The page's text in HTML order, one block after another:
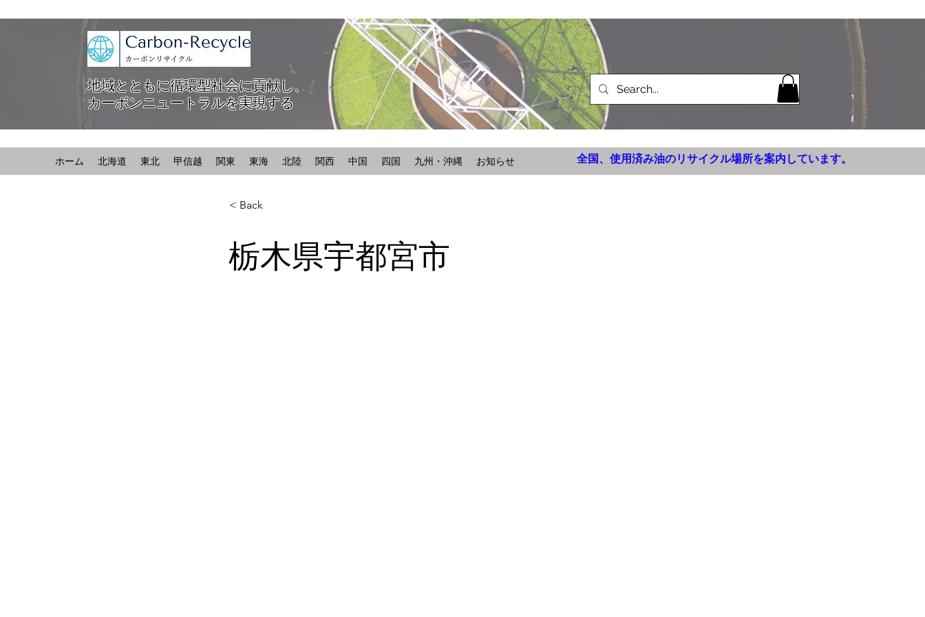
地域とともに循環型社会に貢献し、
カーボンニュートラルを実現する
ホーム 北海道 東北 甲信越 関東 東海 北陸 関西 中国 四国 九州・沖縄 お知らせ 全国、使用済み油のリサイクル場所を案内しています。
< Back
栃木県宇都宮市